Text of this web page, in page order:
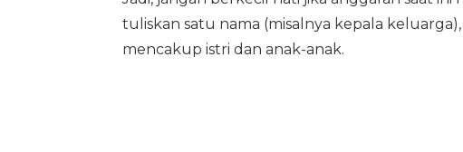
tuliskan satu nama (misalnya kepala
mencakup istri dan anak-anak.